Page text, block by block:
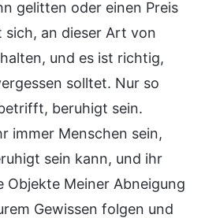
gelitten oder einen Preis
sich, an dieser Art von
und es ist richtig,
solltet. Nur so
beruhigt sein.
immer Menschen sein,
sein kann, und ihr
Meiner Abneigung
Gewissen folgen und